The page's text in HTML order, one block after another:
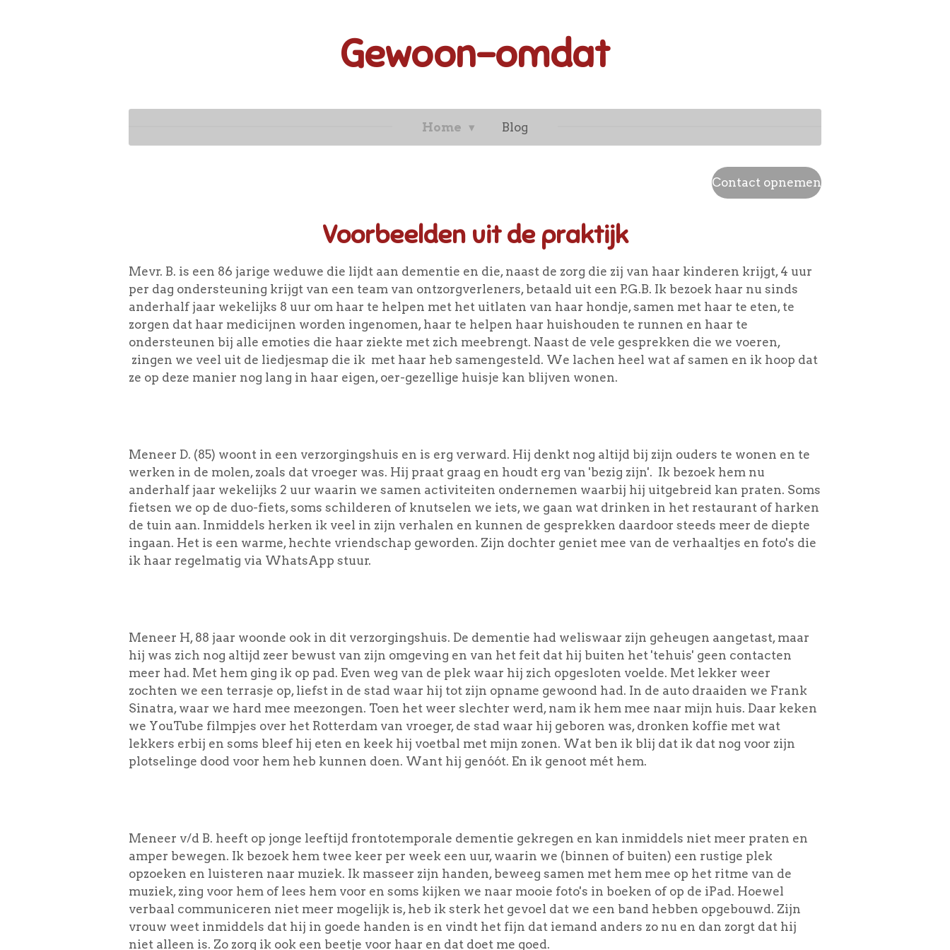
Gewoon-omdat
Home Blog
Contact opnemen
Voorbeelden uit de praktijk
Mevr. B. is een 86 jarige weduwe die lijdt aan dementie en die, naast de zorg die zij van haar kinderen krijgt, 4 uur
per dag ondersteuning krijgt van een team van ontzorgverleners, betaald uit een P.G.B. Ik bezoek haar nu sinds
anderhalf jaar wekelijks 8 uur om haar te helpen met het uitlaten van haar hondje, samen met haar te eten, te
zorgen dat haar medicijnen worden ingenomen, haar te helpen haar huishouden te runnen en haar te
ondersteunen bij alle emoties die haar ziekte met zich meebrengt. Naast de vele gesprekken die we voeren,
zingen we veel uit de liedjesmap die ik met haar heb samengesteld. We lachen heel wat af samen en ik hoop dat
ze op deze manier nog lang in haar eigen, oer-gezellige huisje kan blijven wonen.
Meneer D. (85) woont in een verzorgingshuis en is erg verward. Hij denkt nog altijd bij zijn ouders te wonen en te
werken in de molen, zoals dat vroeger was. Hij praat graag en houdt erg van 'bezig zijn'. Ik bezoek hem nu
anderhalf jaar wekelijks 2 uur waarin we samen activiteiten ondernemen waarbij hij uitgebreid kan praten. Soms
fietsen we op de duo-fiets, soms schilderen of knutselen we iets, we gaan wat drinken in het restaurant of harken
de tuin aan. Inmiddels herken ik veel in zijn verhalen en kunnen de gesprekken daardoor steeds meer de diepte
ingaan. Het is een warme, hechte vriendschap geworden. Zijn dochter geniet mee van de verhaaltjes en foto's die
ik haar regelmatig via WhatsApp stuur.
Meneer H, 88 jaar woonde ook in dit verzorgingshuis. De dementie had weliswaar zijn geheugen aangetast, maar
hij was zich nog altijd zeer bewust van zijn omgeving en van het feit dat hij buiten het 'tehuis' geen contacten
meer had. Met hem ging ik op pad. Even weg van de plek waar hij zich opgesloten voelde. Met lekker weer
zochten we een terrasje op, liefst in de stad waar hij tot zijn opname gewoond had. In de auto draaiden we Frank
Sinatra, waar we hard mee meezongen. Toen het weer slechter werd, nam ik hem mee naar mijn huis. Daar keken
we YouTube filmpjes over het Rotterdam van vroeger, de stad waar hij geboren was, dronken koffie met wat
lekkers erbij en soms bleef hij eten en keek hij voetbal met mijn zonen. Wat ben ik blij dat ik dat nog voor zijn
plotselinge dood voor hem heb kunnen doen. Want hij genóót. En ik genoot mét hem.
Meneer v/d B. heeft op jonge leeftijd frontotemporale dementie gekregen en kan inmiddels niet meer praten en
amper bewegen. Ik bezoek hem twee keer per week een uur, waarin we (binnen of buiten) een rustige plek
opzoeken en luisteren naar muziek. Ik masseer zijn handen, beweeg samen met hem mee op het ritme van de
muziek, zing voor hem of lees hem voor en soms kijken we naar mooie foto's in boeken of op de iPad. Hoewel
verbaal communiceren niet meer mogelijk is, heb ik sterk het gevoel dat we een band hebben opgebouwd. Zijn
vrouw weet inmiddels dat hij in goede handen is en vindt het fijn dat iemand anders zo nu en dan zorgt dat hij
niet alleen is. Zo zorg ik ook een beetje voor haar en dat doet me goed.